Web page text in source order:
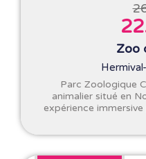
Zoo
Parc Zoologique
animalier situé en
expérience